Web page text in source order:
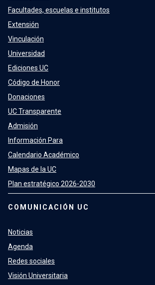
Facultades, escuelas e institutos
Extensión
Vinculación
Universidad
Ediciones UC
Código de Honor
Donaciones
UC Transparente
Admisión
Información Para
Calendario Académico
Mapas de la UC
Plan estratégico 2026-2030
COMUNICACIÓN UC
Noticias
Agenda
Redes sociales
Visión Universitaria